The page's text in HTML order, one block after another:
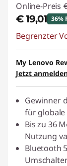
Online-Preis
€ 19,01 36%
eCoupon-
eCoupon :
Begrenzter
My Lenovo
Jetzt
Gewinner
für globale
Bis zu 36
Nutzung
Bluetooth